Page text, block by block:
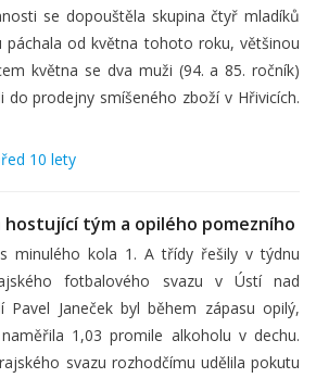
se dopouštěla skupina čtyř mladíků
páchala od května tohoto roku, většinou
května se dva muži (94. a 85. ročník)
do prodejny smíšeného zboží v Hřivicích.
10 lety
tým a opilého pomezního
minulého kola 1. A třídy řešily v týdnu
fotbalového svazu v Ústí nad
Pavel Janeček byl během zápasu opilý,
1,03 promile alkoholu v dechu.
svazu rozhodčímu udělila pokutu